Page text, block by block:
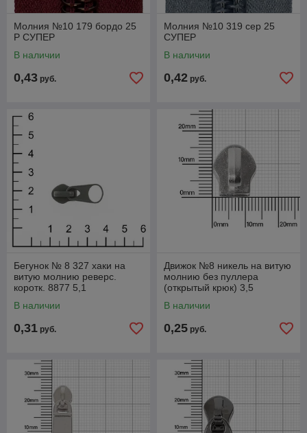
Молния №10 179 бордо 25
Р СУПЕР
В наличии
0,43 руб.
Молния №10 319 сер 25
СУПЕР
В наличии
0,42 руб.
Бегунок № 8 327 хаки на
витую молнию реверс.
коротк. 8877 5,1
В наличии
0,31 руб.
Движок №8 никель на витую
молнию без пуллера
(открытый крюк) 3,5
В наличии
0,25 руб.